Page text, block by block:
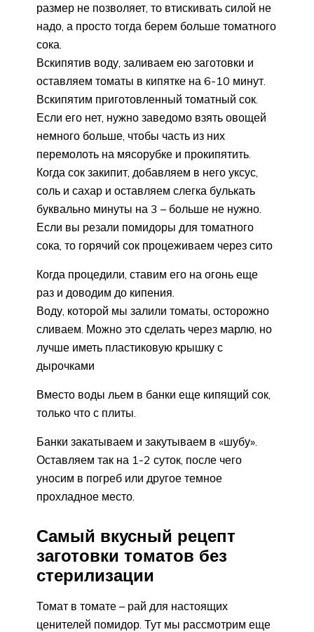
размер не позволяет, то втискивать силой не
надо, а просто тогда берем больше томатного
сока.
Вскипятив воду, заливаем ею заготовки и
оставляем томаты в кипятке на 6-10 минут.
Вскипятим приготовленный томатный сок.
Если его нет, нужно заведомо взять овощей
немного больше, чтобы часть из них
перемолоть на мясорубке и прокипятить.
Когда сок закипит, добавляем в него уксус,
соль и сахар и оставляем слегка булькать
буквально минуты на 3 – больше не нужно.
Если вы резали помидоры для томатного
сока, то горячий сок процеживаем через сито
Когда процедили, ставим его на огонь еще
раз и доводим до кипения.
Воду, которой мы залили томаты, осторожно
сливаем. Можно это сделать через марлю, но
лучше иметь пластиковую крышку с
дырочками
Вместо воды льем в банки еще кипящий сок,
только что с плиты.
Банки закатываем и закутываем в «шубу».
Оставляем так на 1-2 суток, после чего
уносим в погреб или другое темное
прохладное место.
Самый вкусный рецепт
заготовки томатов без
стерилизации
Томат в томате – рай для настоящих
ценителей помидор. Тут мы рассмотрим еще